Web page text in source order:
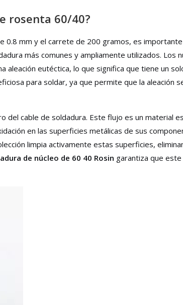
rosenta 60/40?
0.8 mm y el carrete de 200 gramos, es
más comunes y ampliamente utilizados.
aleación eutéctica, lo que significa que tiene un
para soldar, ya que permite que la aleación
del cable de soldadura. Este flujo es un material
en las superficies metálicas de sus
limpia activamente estas superficies,
de núcleo de 60 40 Rosin garantiza que